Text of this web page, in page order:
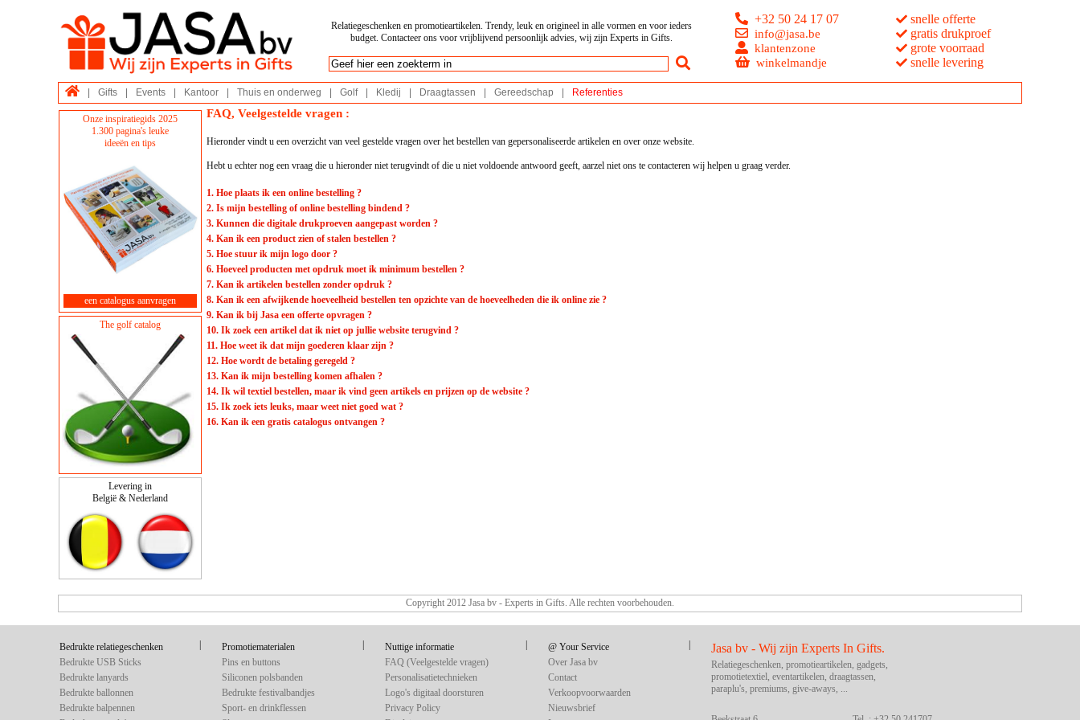
Relatiegeschenken en promotieartikelen. Trendy, leuk en origineel in alle vormen en voor ieders
budget. Contacteer ons voor vrijblijvend persoonlijk advies, wij zijn Experts in Gifts.
+32 50 24 17 07
info@jasa.be
klantenzone
winkelmandje
snelle offerte
gratis drukproef
grote voorraad
snelle levering
Gifts Events Kantoor Thuis en onderweg Golf Kledij Draagtassen Gereedschap Referenties
Onze inspiratiegids 2025
1.300 pagina's leuke
ideeën en tips
een catalogus aanvragen
The golf catalog
Levering in
België & Nederland
FAQ, Veelgestelde vragen :
Hieronder vindt u een overzicht van veel gestelde vragen over het bestellen van gepersonaliseerde artikelen en over onze website.
Hebt u echter nog een vraag die u hieronder niet terugvindt of die u niet voldoende antwoord geeft, aarzel niet ons te contacteren wij helpen u graag verder.
1. Hoe plaats ik een online bestelling ?
2. Is mijn bestelling of online bestelling bindend ?
3. Kunnen die digitale drukproeven aangepast worden ?
4. Kan ik een product zien of stalen bestellen ?
5. Hoe stuur ik mijn logo door ?
6. Hoeveel producten met opdruk moet ik minimum bestellen ?
7. Kan ik artikelen bestellen zonder opdruk ?
8. Kan ik een afwijkende hoeveelheid bestellen ten opzichte van de hoeveelheden die ik online zie ?
9. Kan ik bij Jasa een offerte opvragen ?
10. Ik zoek een artikel dat ik niet op jullie website terugvind ?
11. Hoe weet ik dat mijn goederen klaar zijn ?
12. Hoe wordt de betaling geregeld ?
13. Kan ik mijn bestelling komen afhalen ?
14. Ik wil textiel bestellen, maar ik vind geen artikels en prijzen op de website ?
15. Ik zoek iets leuks, maar weet niet goed wat ?
16. Kan ik een gratis catalogus ontvangen ?
Copyright 2012 Jasa bv - Experts in Gifts. Alle rechten voorbehouden.
Bedrukte relatiegeschenken
Bedrukte USB Sticks
Bedrukte lanyards
Bedrukte ballonnen
Bedrukte balpennen
Promotiematerialen
Pins en buttons
Siliconen polsbanden
Bedrukte festivalbandjes
Sport- en drinkflessen
Nuttige informatie
FAQ (Veelgestelde vragen)
Personalisatietechnieken
Logo's digitaal doorsturen
Privacy Policy
@ Your Service
Over Jasa bv
Contact
Verkoopvoorwaarden
Nieuwsbrief
Jasa bv - Wij zijn Experts In Gifts.
Relatiegeschenken, promotieartikelen, gadgets,
promotietextiel, eventartikelen, draagtassen,
paraplu's, premiums, give-aways, ...